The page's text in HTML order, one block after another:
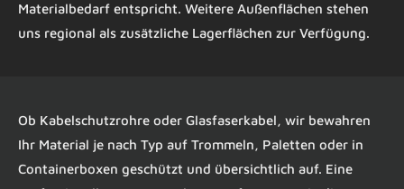
Materialbedarf entspricht. Weitere Außenflächen stehen
uns regional als zusätzliche Lagerflächen zur Verfügung.
Ob Kabelschutzrohre oder Glasfaserkabel, wir bewahren
Ihr Material je nach Typ auf Trommeln, Paletten oder in
Containerboxen geschützt und übersichtlich auf. Eine